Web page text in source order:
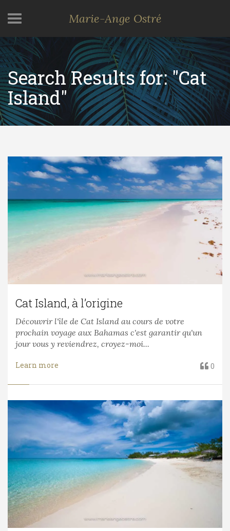
Marie-Ange Ostré
Search Results for: "Cat
Island"
Cat Island, à l’origine
Découvrir l'île de Cat Island au cours de votre
prochain voyage aux Bahamas c'est garantir qu'un
jour vous y reviendrez, croyez-moi...
Learn more 0